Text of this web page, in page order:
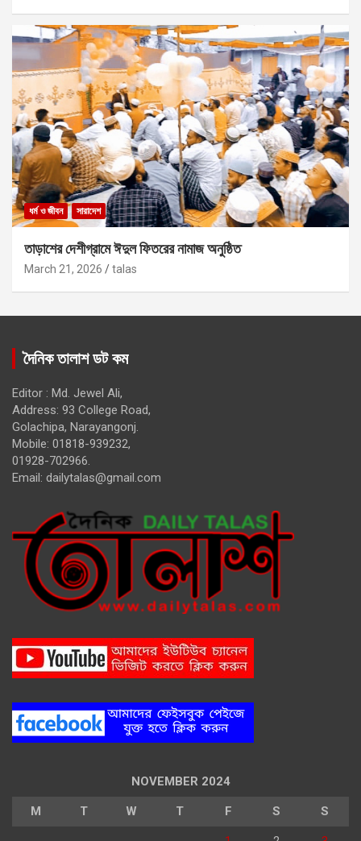
ধর্ম ও জীবন সারাদেশ
তাড়াশের দেশীগ্রামে ঈদুল ফিতরের নামাজ অনুষ্ঠিত
March 21, 2026 talas
দৈনিক তালাশ ডট কম
Editor : Md. Jewel Ali,
Address: 93 College Road,
Golachipa, Narayangonj.
Mobile: 01818-939232,
01928-702966.
Email: dailytalas@gmail.com
NOVEMBER 2024
M T W T F S S